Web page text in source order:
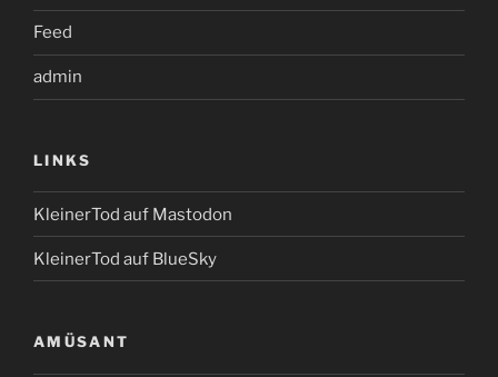
Feed
admin
LINKS
KleinerTod auf Mastodon
KleinerTod auf BlueSky
AMÜSANT